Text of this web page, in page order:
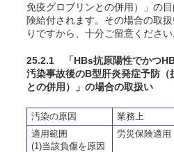
免疫グロブリンとの併用）」の
険給付されます。その場合の取
りですから、十分ご留意ください
25.2.1 「HBs抗原陽性でかつ
汚染事故後のB型肝炎発症予防
との併用）」の場合の取扱い
汚染の原因 業務上
適用範囲
(1)当該負傷を原因
労災保険適用